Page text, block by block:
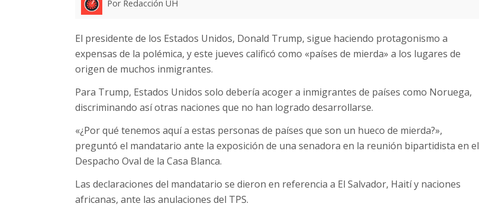
Por Redacción UH
El presidente de los Estados Unidos, Donald Trump, sigue haciendo protagonismo a
expensas de la polémica, y este jueves calificó como «países de mierda» a los lugares de
origen de muchos inmigrantes.
Para Trump, Estados Unidos solo debería acoger a inmigrantes de países como Noruega,
discriminando así otras naciones que no han logrado desarrollarse.
«¿Por qué tenemos aquí a estas personas de países que son un hueco de mierda?»,
preguntó el mandatario ante la exposición de una senadora en la reunión bipartidista en el
Despacho Oval de la Casa Blanca.
Las declaraciones del mandatario se dieron en referencia a El Salvador, Haití y naciones
africanas, ante las anulaciones del TPS.